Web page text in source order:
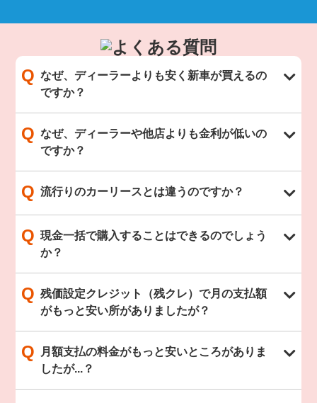
Q なぜ、ディーラーよりも安く新車が買えるの
ですか？
Q なぜ、ディーラーや他店よりも金利が低いの
ですか？
Q 流行りのカーリースとは違うのですか？
Q 現金一括で購入することはできるのでしょう
か？
Q 残価設定クレジット（残クレ）で月の支払額
がもっと安い所がありましたが？
Q
月額支払の料金がもっと安いところがありま
したが...？